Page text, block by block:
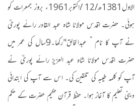
الاول1381ھ/12 / اکتوبر1961ء بروز جمعرات کو
ہوئی۔ حضرت اقدس مولانا شاہ عبد القادر رائے پوریؒ
نے آپ کا نام ” عبدالخالق"رکھا۔9سال کی عمر میں
حضرت اقدس مولانا شاہ عبد العزیز رائے پوریؒ نے
آپ کو کلمہ طیبہ کی تلقین کی۔ اس سے آپ کی ابتدائی
دینی تعلیم کا آغاز ہوا۔ حفظ قرآن حکیم حضرت کے حکم